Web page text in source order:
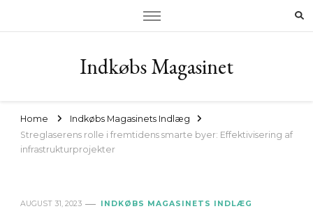
Indkøbs Magasinet
Home
Indkøbs Magasinets Indlæg
Streglaserens rolle i fremtidens smarte byer: Effektivisering af
infrastrukturprojekter
AUGUST 31, 2023 INDKØBS MAGASINETS INDLÆG